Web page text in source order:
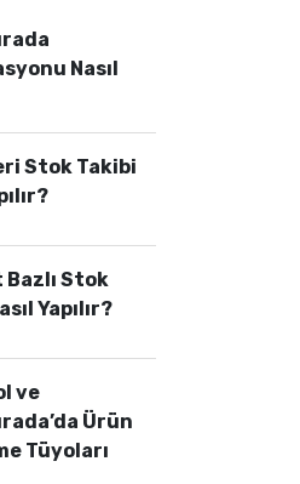
Nasıl
Stok Takibi
Stok
Yapılır?
ve
Ürün
Tüyoları